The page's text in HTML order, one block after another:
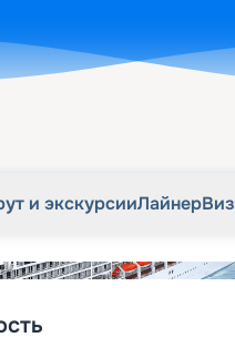
и экскурсииЛайнер